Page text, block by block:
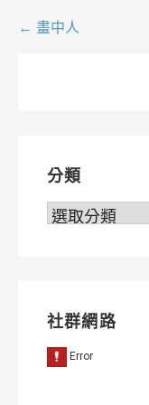
文← 畫中人
分類
分
社群網路